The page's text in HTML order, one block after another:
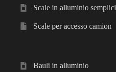
Scale in alluminio semplici
Scale per accesso camion
Bauli in alluminio